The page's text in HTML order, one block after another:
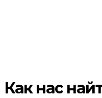
Как нас